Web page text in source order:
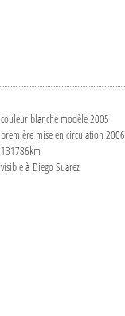
couleur blanche modèle 2005
première mise en circulation 2006
131786km
visible à Diego Suarez